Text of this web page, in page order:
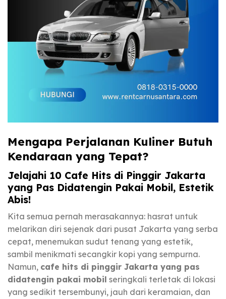
Mengapa Perjalanan Kuliner Butuh
Kendaraan yang Tepat?
Jelajahi 10 Cafe Hits di Pinggir Jakarta
yang Pas Didatengin Pakai Mobil, Estetik
Abis!
Kita semua pernah merasakannya: hasrat untuk
melarikan diri sejenak dari pusat Jakarta yang serba
cepat, menemukan sudut tenang yang estetik,
sambil menikmati secangkir kopi yang sempurna.
Namun, cafe hits di pinggir Jakarta yang pas
didatengin pakai mobil seringkali terletak di lokasi
yang sedikit tersembunyi, jauh dari keramaian, dan